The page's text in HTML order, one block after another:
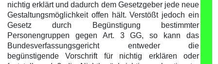
nichtig erklärt und dadurch dem Gesetzgeber jede neue
Gestaltungsmöglichkeit offen hält. Verstößt jedoch ein
Gesetz durch Begünstigung bestimmter
Personengruppen gegen Art. 3 GG, so kann das
Bundesverfassungsgericht entweder die
begünstigende Vorschrift für nichtig erklären oder